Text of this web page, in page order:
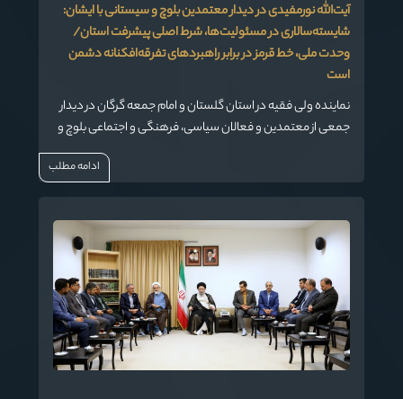
آیت‌الله نورمفیدی در دیدار معتمدین بلوچ و سیستانی با ایشان:
شایسته‌سالاری در مسئولیت‌ها، شرط اصلی پیشرفت استان/
وحدت ملی، خط قرمز در برابر راهبردهای تفرقه‌افکنانه دشمن
است
نماینده ولی فقیه در استان گلستان و امام جمعه گرگان در دیدار
جمعی از معتمدین و فعالان سیاسی، فرهنگی و اجتماعی بلوچ و
سیستانی استان، ضمن تأکید بر لزوم حفظ فرهنگ و اصالت
اقوام در کنار حفظ وحدت ملی، بر ضرورت اولویت‌بخشی بهادامه مطلب